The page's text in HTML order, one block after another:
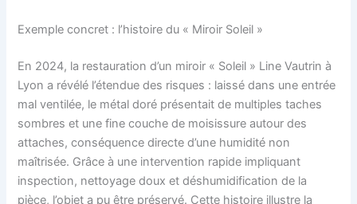
Exemple concret : l’histoire du « Miroir Soleil »
En 2024, la restauration d’un miroir « Soleil » Line Vautrin à
Lyon a révélé l’étendue des risques : laissé dans une entrée
mal ventilée, le métal doré présentait de multiples taches
sombres et une fine couche de moisissure autour des
attaches, conséquence directe d’une humidité non
maîtrisée. Grâce à une intervention rapide impliquant
inspection, nettoyage doux et déshumidification de la
pièce, l’objet a pu être préservé. Cette histoire illustre la